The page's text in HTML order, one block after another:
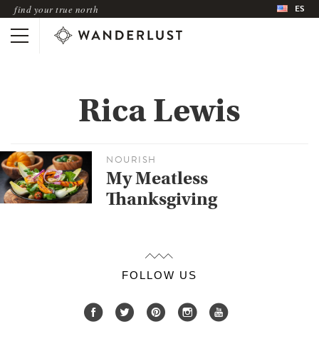
find your true north ES
Rica Lewis
NOURISH
My Meatless
Thanksgiving
FOLLOW US